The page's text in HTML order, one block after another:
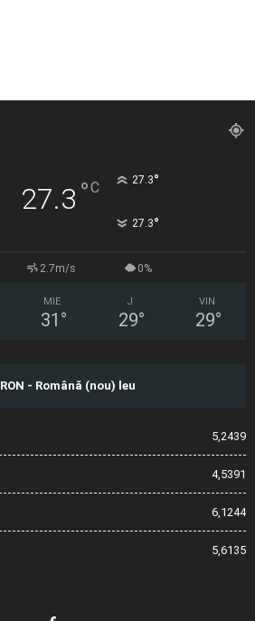
27.3 °C 27.3°
27.3°
2.7m/s 0%
MIE
31 °
J
29°
VIN
29°
RON - Română (nou) leu
5,2439
4,5391
6,1244
5,6135